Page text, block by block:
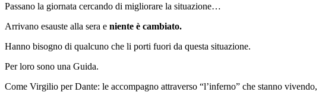
Passano la giornata cercando di migliorare la situazione…
Arrivano esauste alla sera e niente è cambiato.
Hanno bisogno di qualcuno che li porti fuori da questa situazione.
Per loro sono una Guida.
Come Virgilio per Dante: le accompagno attraverso “l’inferno” che stanno